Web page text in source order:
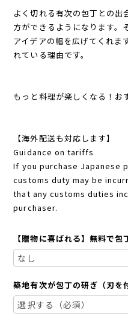
よく切れる有次の包丁との出
方ができるようになります。
アイデアの幅を広げてくれま
れている理由です。
もっと料理が楽しくなる！お
【海外配送も対応します】
Guidance on tariffs
If you purchase Japanese
customs duty may be
that any customs duties
purchaser.
【贈物に喜ばれる】無料で
築地有次が包丁の研ぎ（刃を